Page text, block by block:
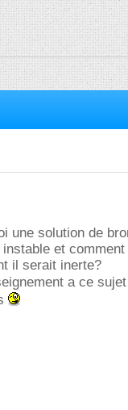
une solution de
et
il serait inerte?
a ce